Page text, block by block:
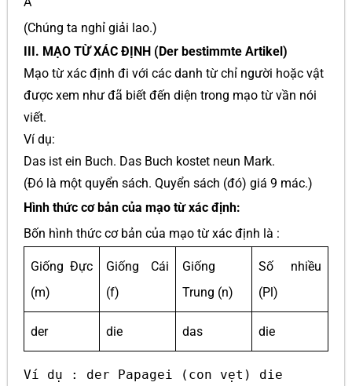
(Chúng ta nghỉ giải lao.)
III. MẠO TỪ XÁC ĐỊNH (Der bestimmte Artikel)
Mạo từ xác định đi với các danh từ chỉ người hoặc vật
được xem như đã biết đến diện trong mạo từ vần nói
viết.
Ví dụ:
Das ist ein Buch. Das Buch kostet neun Mark.
(Đó là một quyển sách. Quyển sách (đó) giá 9 mác.)
Hình thức cơ bản của mạo từ xác định:
Bốn hình thức cơ bản của mạo từ xác định là :
Giống Đực
(m)
Giống Cái
(f)
Giống
Trung (n)
Số nhiều
(Pl)
der die das die
Ví dụ : der Papagei (con vẹt) die